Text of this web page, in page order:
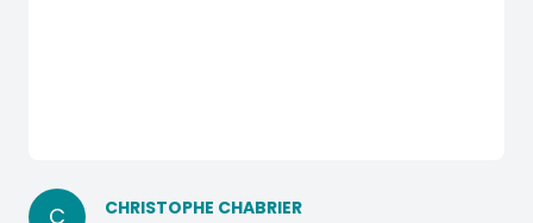
C CHRISTOPHE CHABRIER